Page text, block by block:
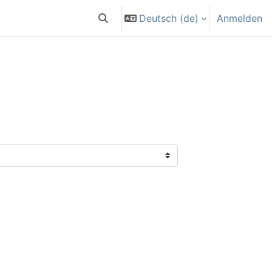
Sucheingabe umschalten
Deutsch ‎(de)‎ Anmelden